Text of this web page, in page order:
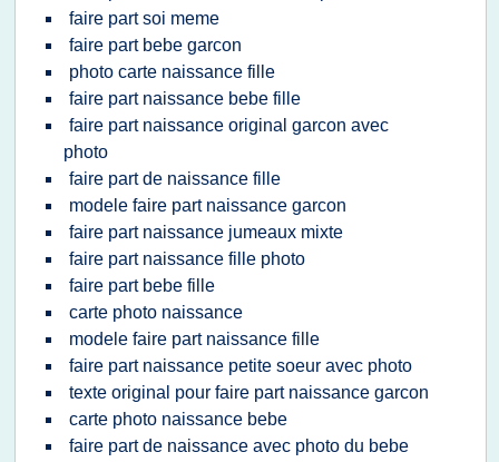
faire part soi meme
faire part bebe garcon
photo carte naissance fille
faire part naissance bebe fille
faire part naissance original garcon avec
photo
faire part de naissance fille
modele faire part naissance garcon
faire part naissance jumeaux mixte
faire part naissance fille photo
faire part bebe fille
carte photo naissance
modele faire part naissance fille
faire part naissance petite soeur avec photo
texte original pour faire part naissance garcon
carte photo naissance bebe
faire part de naissance avec photo du bebe